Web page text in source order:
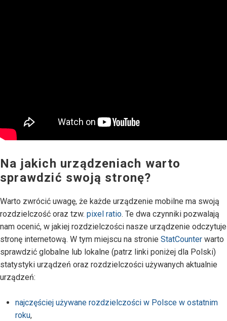
Na jakich urządzeniach warto
sprawdzić swoją stronę?
Warto zwrócić uwagę, że każde urządzenie mobilne ma swoją
rozdzielczość oraz tzw. pixel ratio. Te dwa czynniki pozwalają
nam ocenić, w jakiej rozdzielczości nasze urządzenie odczytuje
stronę internetową. W tym miejscu na stronie StatCounter warto
sprawdzić globalne lub lokalne (patrz linki poniżej dla Polski)
statystyki urządzeń oraz rozdzielczości używanych aktualnie
urządzeń:
najczęściej używane rozdzielczości w Polsce w ostatnim
roku,